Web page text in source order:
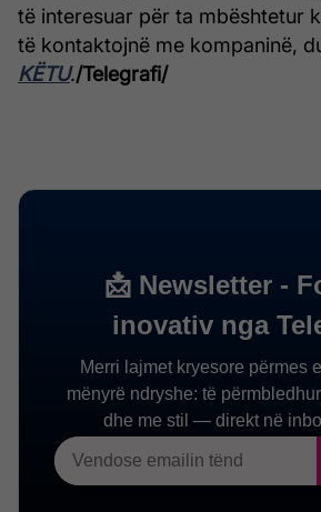
të interesuar për ta mbështetur
të kontaktojnë me kompaninë,
KËTU./Telegrafi/